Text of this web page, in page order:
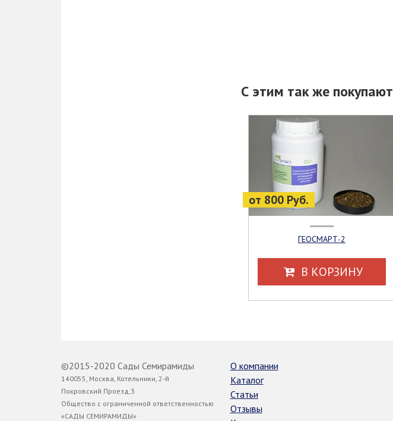
С этим так же покупают
от 800 Руб.
ГЕОСМАРТ-2
В КОРЗИНУ
©2015-2020 Сады Семирамиды
140055, Москва, Котельники, 2-й
Покровский Проезд,3
Общество с ограниченной ответственностью
«САДЫ СЕМИРАМИДЫ»
О компании
Каталог
Статьи
Отзывы